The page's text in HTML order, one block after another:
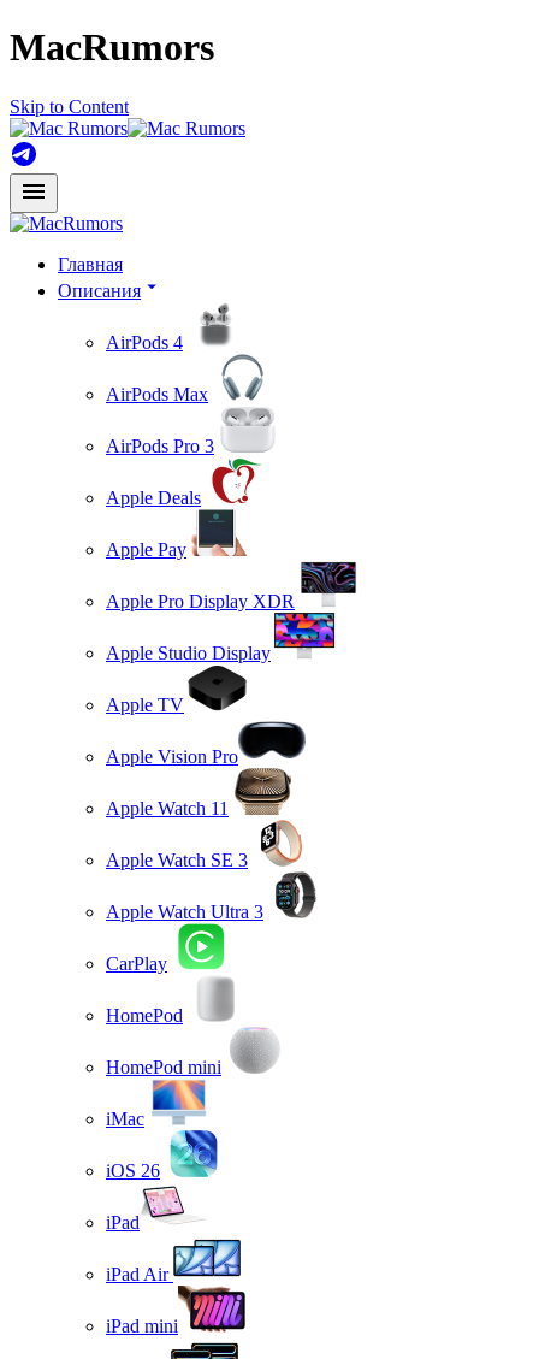
MacRumors
Skip to Content
Главная
Описания
AirPods 4
AirPods Max
AirPods Pro 3
Apple Deals
Apple Pay
Apple Pro Display XDR
Apple Studio Display
Apple TV
Apple Vision Pro
Apple Watch 11
Apple Watch SE 3
Apple Watch Ultra 3
CarPlay
HomePod
HomePod mini
iMac
iOS 26
iPad
iPad Air
iPad mini